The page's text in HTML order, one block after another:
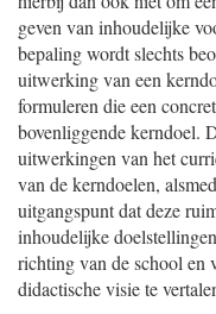
geven van inhoudelijke
bepaling wordt slechts
uitwerking van een
formuleren die een
bovenliggende kerndoel.
uitwerkingen van het
van de kerndoelen,
uitgangspunt dat deze
inhoudelijke
richting van de school en
didactische visie te